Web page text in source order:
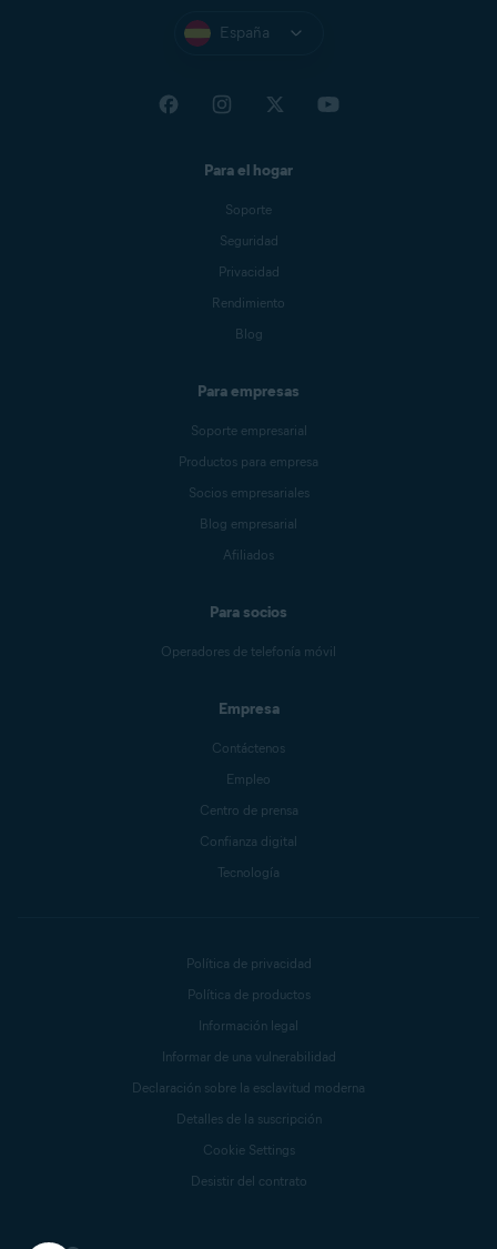
España
Para el hogar
Soporte
Seguridad
Privacidad
Rendimiento
Blog
Para empresas
Soporte empresarial
Productos para empresa
Socios empresariales
Blog empresarial
Afiliados
Para socios
Operadores de telefonía móvil
Empresa
Contáctenos
Empleo
Centro de prensa
Confianza digital
Tecnología
Política de privacidad
Política de productos
Información legal
Informar de una vulnerabilidad
Declaración sobre la esclavitud moderna
Detalles de la suscripción
Cookie Settings
Desistir del contrato